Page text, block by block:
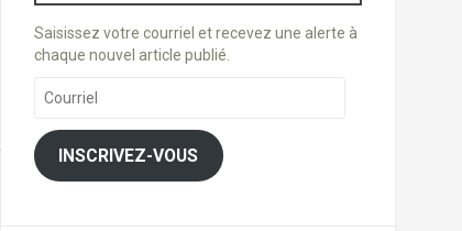
Saisissez votre courriel et recevez une alerte à
chaque nouvel article publié.
Courriel
INSCRIVEZ-VOUS